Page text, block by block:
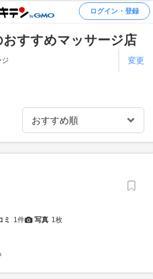
ログイン・登録
おすすめマッサージ店
ジ 変更
ミ 1件 写真 1枚